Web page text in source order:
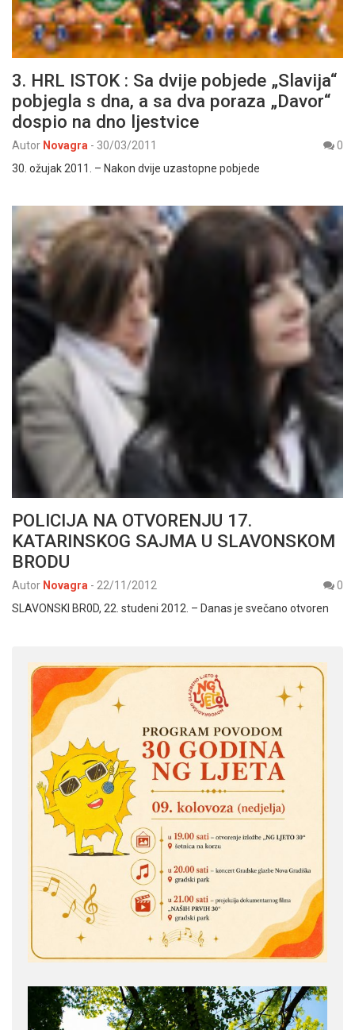
3. HRL ISTOK : Sa dvije pobjede „Slavija“
pobjegla s dna, a sa dva poraza „Davor“
dospio na dno ljestvice
Autor Novagra - 30/03/2011
0
30. ožujak 2011. – Nakon dvije uzastopne pobjede
POLICIJA NA OTVORENJU 17.
KATARINSKOG SAJMA U SLAVONSKOM
BRODU
Autor Novagra - 22/11/2012
0
SLAVONSKI BR0D, 22. studeni 2012. – Danas je svečano otvoren